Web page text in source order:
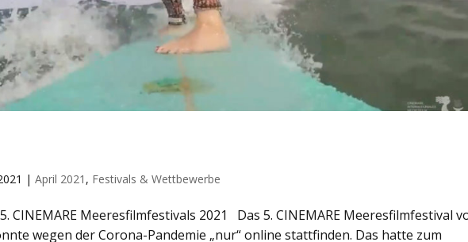
|April 2021 , Festivals & Wettbewerbe
CINEMARE Meeresfilmfestivals 2021 Das 5. CINEMARE Meeresfilmfestival
wegen der Corona-Pandemie „nur“ online stattfinden. Das hatte zum